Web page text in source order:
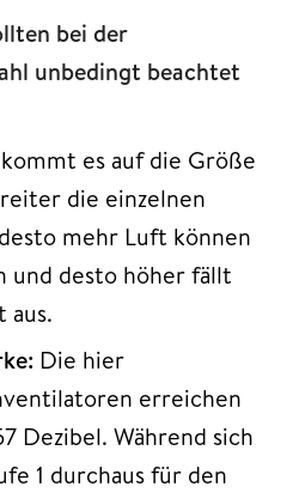
bei der
unbedingt beachtet
es auf die Größe
die einzelnen
mehr Luft können
und desto höher fällt
aus.
Die hier
erreichen
Dezibel. Während sich
1 durchaus für den